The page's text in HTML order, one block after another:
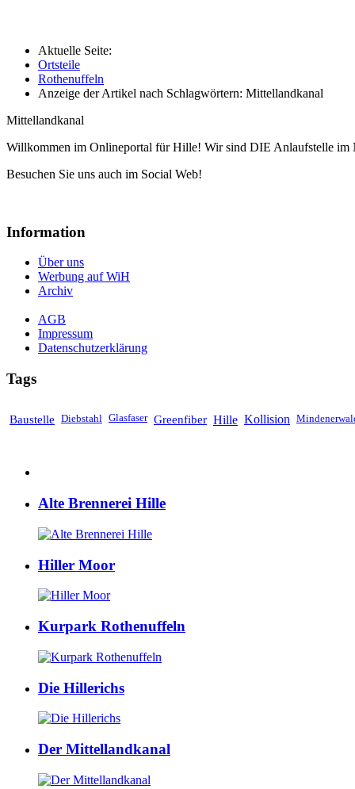
Aktuelle Seite:
Ortsteile
Rothenuffeln
Anzeige der Artikel nach Schlagwörtern: Mittellandkanal
Mittellandkanal
Willkommen im Onlineportal für Hille! Wir sind DIE Anlaufstelle im
Besuchen Sie uns auch im Social Web!
Information
Über uns
Werbung auf WiH
Archiv
AGB
Impressum
Datenschutzerklärung
Tags
Baustelle Diebstahl Glasfaser Greenfiber Hille Kollision
Alte Brennerei Hille
Hiller Moor
Kurpark Rothenuffeln
Die Hillerichs
Der Mittellandkanal